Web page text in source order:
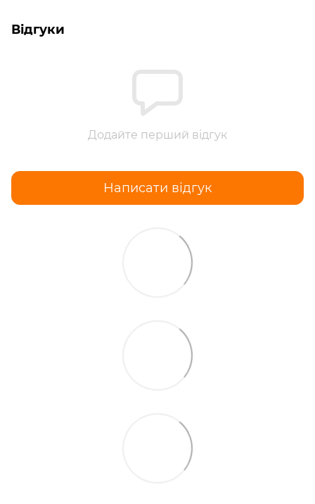
Відгуки
Додайте перший відгук
Написати відгук